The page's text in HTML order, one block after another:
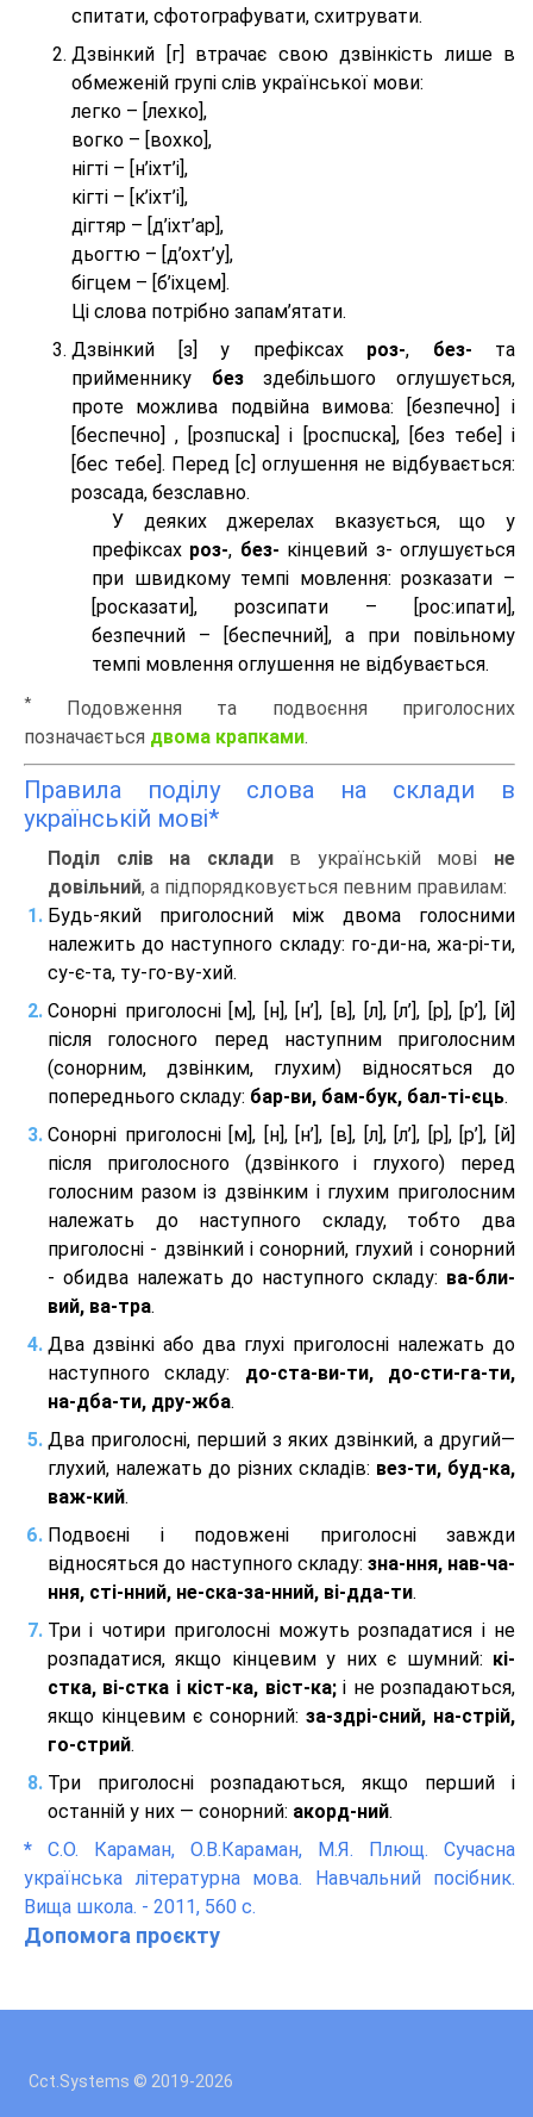
спитати, сфотографувати, схитрувати.
Дзвінкий [г] втрачає свою дзвінкість лише в
обмеженій групі слів української мови:
легко – [лехко],
вогко – [вохко],
нігті – [н’іхт’і],
кігті – [к’іхт’і],
дігтяр – [д’іхт’ар],
дьогтю – [д’охт’у],
бігцем – [б’іхцем].
Ці слова потрібно запам’ятати.
Дзвінкий [з] у префіксах роз-, без- та
прийменнику безздебільшого оглушується,
проте можлива подвійна вимова: [безпeчно] і
[беспeчно] , [розпuска] і [роспuска], [без тeбе] і
[бес тeбе]. Перед [с] оглушення не відбувається:
розсада, безславно.
У деяких джерелах вказується, що у
префіксах роз-, без- кінцевий з- оглушується
при швидкому темпі мовлення: розказати –
[росказати], розсипати – [роc:ипати],
безпечний – [беспечний], а при повільному
темпі мовлення оглушення не відбувається.
*
Подовження та подвоєння приголосних
позначається двома крапками.
Правила поділу слова на склади в
українській мові*
Поділ слів на складив українській мові не
довільний, а підпорядковується певним правилам:
Будь-який приголосний між двома голосними
належить до наступного складу: го-ди-на, жа-рі-ти,
су-є-та, ту-го-ву-хий.
Сонорні приголосні [м], [н], [н’], [в], [л], [л’], [р], [р’], [й]
після голосного перед наступним приголосним
(сонорним, дзвінким, глухим) відносяться до
попереднього складу: бар-ви, бам-бук, бал-ті-єць.
Сонорні приголосні [м], [н], [н’], [в], [л], [л’], [р], [р’], [й]
після приголосного (дзвінкого і глухого) перед
голосним разом із дзвінким і глухим приголосним
належать до наступного складу, тобто два
приголосні - дзвінкий і сонорний, глухий і сонорний
- обидва належать до наступного складу: ва-бли-
вий, ва-тра.
Два дзвінкі або два глухі приголосні належать до
наступного складу: до-ста-ви-ти, до-сти-га-ти,
на-дба-ти, дру-жба.
Два приголосні, перший з яких дзвінкий, а другий—
глухий, належать до різних складів: вез-ти, буд-ка,
важ-кий.
Подвоєні і подовжені приголосні завжди
відносяться до наступного складу: зна-ння, нав-ча-
ння, сті-нний, не-ска-за-нний, ві-дда-ти.
Три і чотири приголосні можуть розпадатися і не
розпадатися, якщо кінцевим у них є шумний: кі-
стка, ві-стка і кіст-ка, віст-ка;і не розпадаються,
якщо кінцевим є сонорний: за-здрі-сний, на-стрій,
го-стрий.
Три приголосні розпадаються, якщо перший і
останній у них — сонорний: акорд-ний.
* С.О. Караман, О.В.Караман, М.Я. Плющ. Сучасна
українська літературна мова. Навчальний посібник.
Вища школа. - 2011, 560 с.
Допомога проєкту
Cct.Systems © 2019-2026